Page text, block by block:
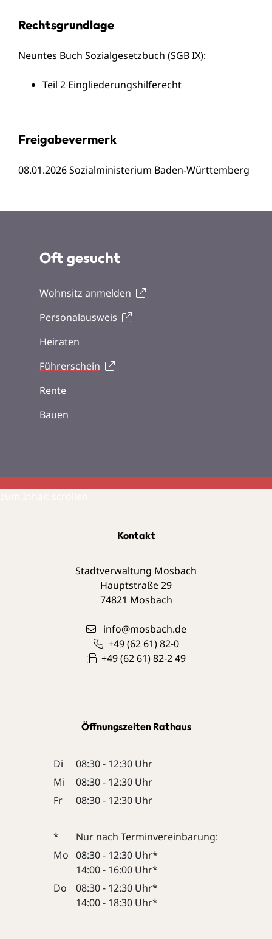
Rechtsgrundlage
Neuntes Buch Sozialgesetzbuch (SGB IX):
Teil 2 Eingliederungshilferecht
Freigabevermerk
08.01.2026 Sozialministerium Baden-Württemberg
Oft gesucht
Wohnsitz anmelden
Personalausweis
Heiraten
Führerschein
Rente
Bauen
Kontakt
Stadtverwaltung Mosbach
Hauptstraße 29
74821 Mosbach
info@mosbach.de
+49 (62 61) 82-0
+49 (62 61) 82-2 49
Öffnungszeiten Rathaus
Di
08:30 - 12:30 Uhr
Mi
08:30 - 12:30 Uhr
Fr
08:30 - 12:30 Uhr
*
Nur nach Terminvereinbarung:
Mo 08:30 - 12:30 Uhr*
14:00 - 16:00 Uhr*
Do
08:30 - 12:30 Uhr*
14:00 - 18:30 Uhr*